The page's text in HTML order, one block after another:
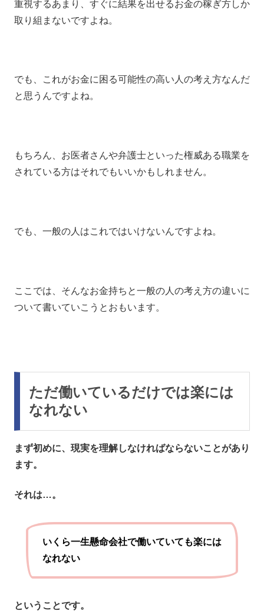
重視するあまり、すぐに結果を出せるお金の稼ぎ方しか
取り組まないですよね。
でも、これがお金に困る可能性の高い人の考え方なんだ
と思うんですよね。
もちろん、お医者さんや弁護士といった権威ある職業を
されている方はそれでもいいかもしれません。
でも、一般の人はこれではいけないんですよね。
ここでは、そんなお金持ちと一般の人の考え方の違いに
ついて書いていこうとおもいます。
ただ働いているだけでは楽には
なれない
まず初めに、現実を理解しなければならないことがあり
ます。
それは…。
いくら一生懸命会社で働いていても楽には
なれない
ということです。